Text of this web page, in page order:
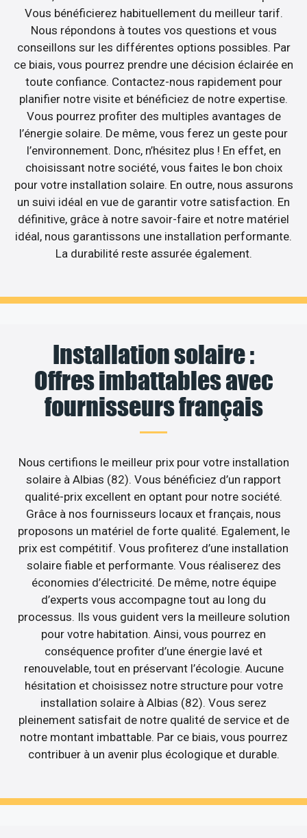
Vous bénéficierez habituellement du meilleur tarif.
Nous répondons à toutes vos questions et vous
conseillons sur les différentes options possibles. Par
ce biais, vous pourrez prendre une décision éclairée en
toute confiance. Contactez-nous rapidement pour
planifier notre visite et bénéficiez de notre expertise.
Vous pourrez profiter des multiples avantages de
l’énergie solaire. De même, vous ferez un geste pour
l’environnement. Donc, n’hésitez plus ! En effet, en
choisissant notre société, vous faites le bon choix
pour votre installation solaire. En outre, nous assurons
un suivi idéal en vue de garantir votre satisfaction. En
définitive, grâce à notre savoir-faire et notre matériel
idéal, nous garantissons une installation performante.
La durabilité reste assurée également.
Installation solaire :
Offres imbattables avec
fournisseurs français
Nous certifions le meilleur prix pour votre installation
solaire à Albias (82). Vous bénéficiez d’un rapport
qualité-prix excellent en optant pour notre société.
Grâce à nos fournisseurs locaux et français, nous
proposons un matériel de forte qualité. Egalement, le
prix est compétitif. Vous profiterez d’une installation
solaire fiable et performante. Vous réaliserez des
économies d’électricité. De même, notre équipe
d’experts vous accompagne tout au long du
processus. Ils vous guident vers la meilleure solution
pour votre habitation. Ainsi, vous pourrez en
conséquence profiter d’une énergie lavé et
renouvelable, tout en préservant l’écologie. Aucune
hésitation et choisissez notre structure pour votre
installation solaire à Albias (82). Vous serez
pleinement satisfait de notre qualité de service et de
notre montant imbattable. Par ce biais, vous pourrez
contribuer à un avenir plus écologique et durable.